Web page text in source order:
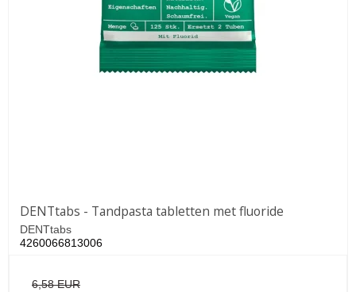
DENTtabs - Tandpasta tabletten met fluoride
DENTtabs
4260066813006
6,58 EUR